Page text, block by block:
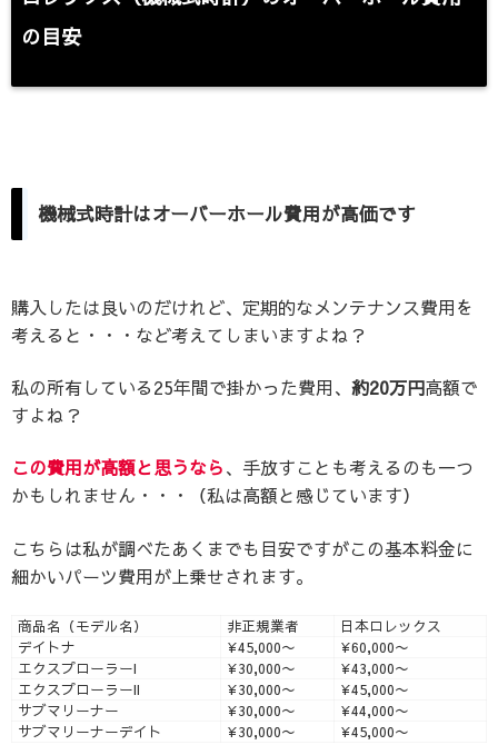
の目安
機械式時計はオーバーホール費用が高価です
購入したは良いのだけれど、定期的なメンテナンス費用を
考えると・・・など考えてしまいますよね？
私の所有している25年間で掛かった費用、 約20万円高額で
すよね？
この費用が高額と思うなら、手放すことも考えるのも一つ
かもしれません・・・（私は高額と感じています）
こちらは私が調べたあくまでも目安ですがこの基本料金に
細かいパーツ費用が上乗せされます。
商品名（モデル名） 非正規業者
日本ロレックス
デイトナ
¥45,000〜
¥60,000〜
エクスプローラーI
¥30,000〜
¥43,000〜
エクスプローラーII
¥30,000〜
¥45,000〜
サブマリーナー
¥30,000〜
¥44,000〜
サブマリーナーデイト
¥30,000〜 ¥45,000〜